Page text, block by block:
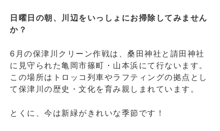
日曜日の朝、川辺をいっしょにお掃除してみません
か？
6月の保津川クリーン作戦は、桑田神社と請田神社
に見守られた亀岡市篠町・山本浜にて行ないます。
この場所はトロッコ列車やラフティングの拠点とし
て保津川の歴史・文化を育み親しまれています。
とくに、今は新緑がきれいな季節です！